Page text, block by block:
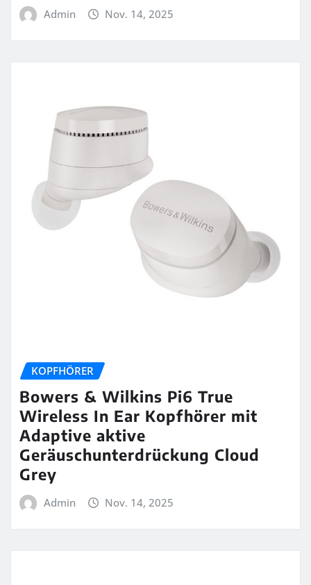
Admin Nov. 14, 2025
KOPFHÖRER
Bowers & Wilkins Pi6 True
Wireless In Ear Kopfhörer mit
Adaptive aktive
Geräuschunterdrückung Cloud
Grey
Admin Nov. 14, 2025